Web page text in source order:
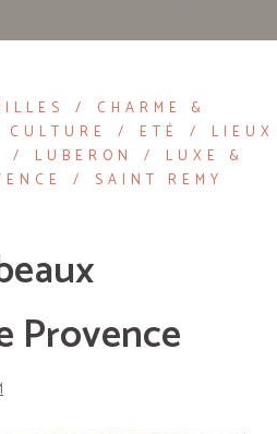
CHARME &
CULTURE ETÉ
LIEUX
LUBERON
LUXE &
SAINT REMY
Provence